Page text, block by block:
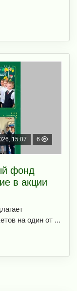
15:07 6
фонд
в акции
на один от ...